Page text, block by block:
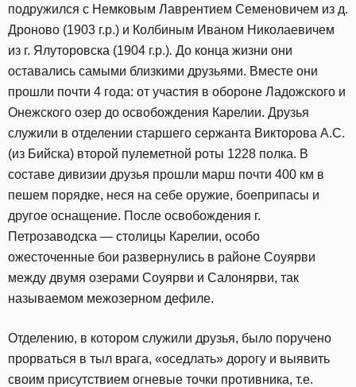
подружился с Немковым Лаврентием Семеновичем из д.
Дроново (1903 г.р.) и Колбиным Иваном Николаевичем
из г. Ялуторовска (1904 г.р.). До конца жизни они
оставались самыми близкими друзьями. Вместе они
прошли почти 4 года: от участия в обороне Ладожского и
Онежского озер до освобождения Карелии. Друзья
служили в отделении старшего сержанта Викторова А.С.
(из Бийска) второй пулеметной роты 1228 полка. В
составе дивизии друзья прошли марш почти 400 км в
пешем порядке, неся на себе оружие, боеприпасы и
другое оснащение. После освобождения г.
Петрозаводска — столицы Карелии, особо
ожесточенные бои развернулись в районе Соуярви
между двумя озерами Соуярви и Салонярви, так
называемом межозерном дефиле.
Отделению, в котором служили друзья, было поручено
прорваться в тыл врага, «оседлать» дорогу и выявить
своим присутствием огневые точки противника, т.е.